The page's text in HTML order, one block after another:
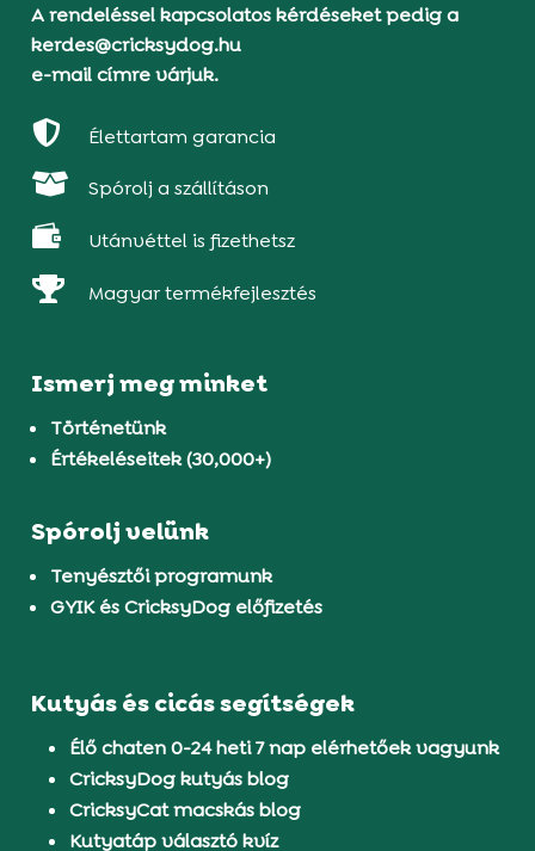
A rendeléssel kapcsolatos kérdéseket pedig a
kerdes@cricksydog.hu
e-mail címre várjuk.
 Élettartam garancia
 Spórolj a szállításon
 Utánvéttel is fizethetsz
 Magyar termékfejlesztés
Ismerj meg minket
Történetünk
Értékeléseitek (30,000+)
Spórolj velünk
Tenyésztői programunk
GYIK és CricksyDog előfizetés
Kutyás és cicás segítségek
Élő chaten 0-24 heti 7 nap elérhetőek vagyunk
CricksyDog kutyás blog
CricksyCat macskás blog
Kutyatáp választó kvíz